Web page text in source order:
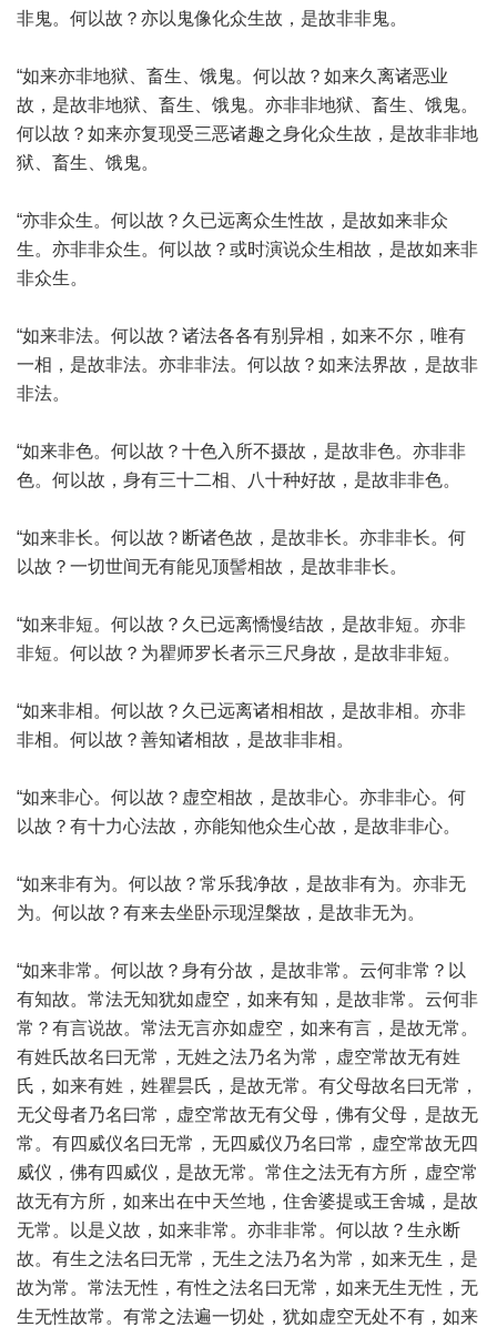
非鬼。何以故？亦以鬼像化众生故，是故非非鬼。
“如来亦非地狱、畜生、饿鬼。何以故？如来久离诸恶业
故，是故非地狱、畜生、饿鬼。亦非非地狱、畜生、饿鬼。
何以故？如来亦复现受三恶诸趣之身化众生故，是故非非地
狱、畜生、饿鬼。
“亦非众生。何以故？久已远离众生性故，是故如来非众
生。亦非非众生。何以故？或时演说众生相故，是故如来非
非众生。
“如来非法。何以故？诸法各各有别异相，如来不尔，唯有
一相，是故非法。亦非非法。何以故？如来法界故，是故非
非法。
“如来非色。何以故？十色入所不摄故，是故非色。亦非非
色。何以故，身有三十二相、八十种好故，是故非非色。
“如来非长。何以故？断诸色故，是故非长。亦非非长。何
以故？一切世间无有能见顶髻相故，是故非非长。
“如来非短。何以故？久已远离憍慢结故，是故非短。亦非
非短。何以故？为瞿师罗长者示三尺身故，是故非非短。
“如来非相。何以故？久已远离诸相相故，是故非相。亦非
非相。何以故？善知诸相故，是故非非相。
“如来非心。何以故？虚空相故，是故非心。亦非非心。何
以故？有十力心法故，亦能知他众生心故，是故非非心。
“如来非有为。何以故？常乐我净故，是故非有为。亦非无
为。何以故？有来去坐卧示现涅槃故，是故非无为。
“如来非常。何以故？身有分故，是故非常。云何非常？以
有知故。常法无知犹如虚空，如来有知，是故非常。云何非
常？有言说故。常法无言亦如虚空，如来有言，是故无常。
有姓氏故名曰无常，无姓之法乃名为常，虚空常故无有姓
氏，如来有姓，姓瞿昙氏，是故无常。有父母故名曰无常，
无父母者乃名曰常，虚空常故无有父母，佛有父母，是故无
常。有四威仪名曰无常，无四威仪乃名曰常，虚空常故无四
威仪，佛有四威仪，是故无常。常住之法无有方所，虚空常
故无有方所，如来出在中天竺地，住舍婆提或王舍城，是故
无常。以是义故，如来非常。亦非非常。何以故？生永断
故。有生之法名曰无常，无生之法乃名为常，如来无生，是
故为常。常法无性，有性之法名曰无常，如来无生无性，无
生无性故常。有常之法遍一切处，犹如虚空无处不有，如来